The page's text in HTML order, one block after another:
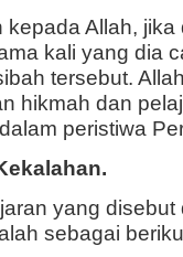
Allah, jika
kali yang dia
tersebut.
hikmah dan
peristiwa
yang disebut
sebagai